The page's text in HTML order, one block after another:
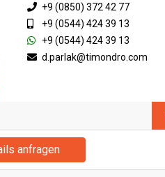
+9 (0850) 372 42 77
+9 (0544) 424 39 13
+9 (0544) 424 39 13
d.parlak@timondro.com
anfragen